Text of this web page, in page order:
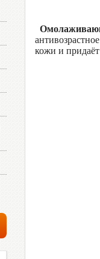
кожи и